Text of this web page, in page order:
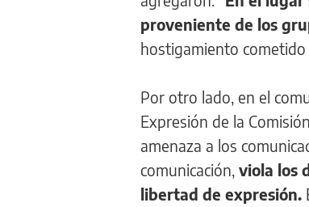
proveniente de los
hostigamiento cometido
Por otro lado, en el
Expresión de la
amenaza a los
comunicación, viola los
libertad de expresión.